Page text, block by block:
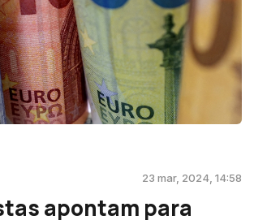
23 mar, 2024, 14:58
apontam para